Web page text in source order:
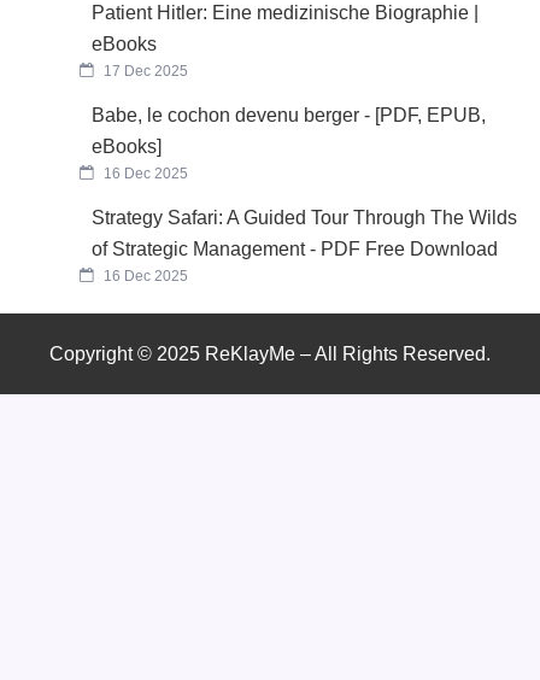
Patient Hitler: Eine medizinische Biographie |
eBooks
17 Dec 2025
Babe, le cochon devenu berger - [PDF, EPUB,
eBooks]
16 Dec 2025
Strategy Safari: A Guided Tour Through The Wilds
of Strategic Management - PDF Free Download
16 Dec 2025
Copyright © 2025 ReKlayMe – All Rights Reserved.